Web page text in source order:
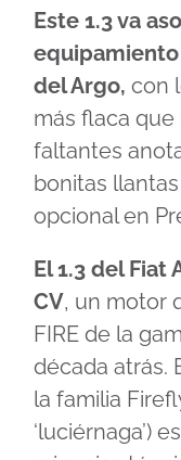
Este 1.3 va
del Argo, con
más flaca que
faltantes
bonitas
opcional en
El 1.3 del Fiat
CV, un motor
FIRE de la
década atrás.
la familia
‘luciérnaga’)